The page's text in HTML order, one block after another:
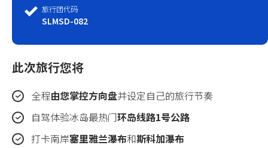
旅行团代码
SLMSD-082
此次旅行您将
全程由您掌控方向盘并设定自己的旅行节奏
自驾体验冰岛最热门环岛线路1号公路
打卡南岸塞里雅兰瀑布和斯科加瀑布